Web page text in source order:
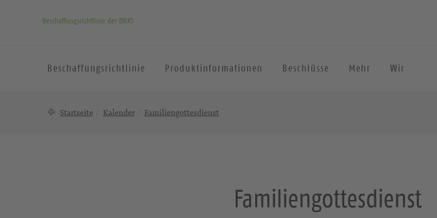
Beschaffungsrichtlinie der EVLKS
Beschaffungsrichtlinie Produktinformationen Beschlüsse Mehr Wir
Startseite Kalender Familiengottesdienst
Familiengottesdienst